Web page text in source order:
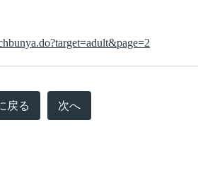
戻る 次へ